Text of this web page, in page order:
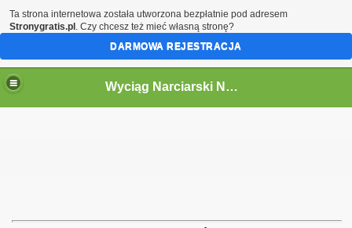
Wyciąg Narciarski NOWA MORAWA -Stronie Śląskie, narty w Masywie Śnieżnika.
Ta strona internetowa została utworzona bezpłatnie pod adresem
Stronygratis.pl . Czy chcesz też mieć własną stronę?
DARMOWA REJESTRACJA